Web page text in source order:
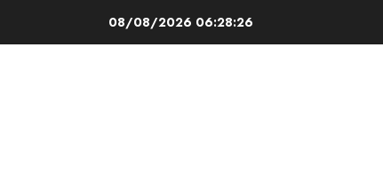
08/08/2026 06:28:27